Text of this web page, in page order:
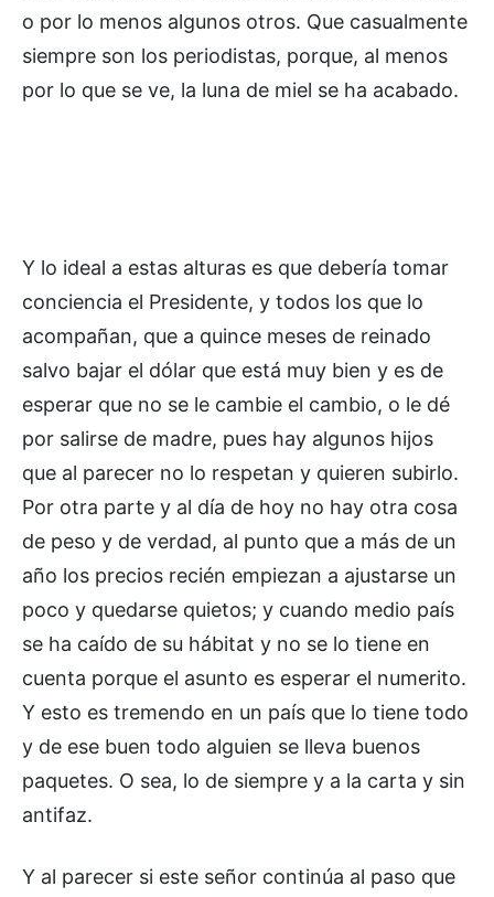
o por lo menos algunos otros. Que casualmente
siempre son los periodistas, porque, al menos
por lo que se ve, la luna de miel se ha acabado.
Y lo ideal a estas alturas es que debería tomar
conciencia el Presidente, y todos los que lo
acompañan, que a quince meses de reinado
salvo bajar el dólar que está muy bien y es de
esperar que no se le cambie el cambio, o le dé
por salirse de madre, pues hay algunos hijos
que al parecer no lo respetan y quieren subirlo.
Por otra parte y al día de hoy no hay otra cosa
de peso y de verdad, al punto que a más de un
año los precios recién empiezan a ajustarse un
poco y quedarse quietos; y cuando medio país
se ha caído de su hábitat y no se lo tiene en
cuenta porque el asunto es esperar el numerito.
Y esto es tremendo en un país que lo tiene todo
y de ese buen todo alguien se lleva buenos
paquetes. O sea, lo de siempre y a la carta y sin
antifaz.
Y al parecer si este señor continúa al paso que